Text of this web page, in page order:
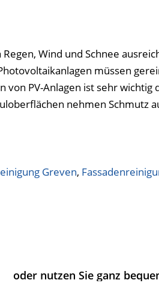
Wind und Schnee
müssen
PV-Anlagen ist sehr wichtig
nehmen Schmutz
Greven,
oder nutzen Sie ganz